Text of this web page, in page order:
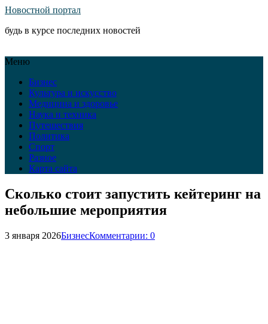
Новостной портал
будь в курсе последних новостей
Меню
Бизнес
Культура и искусство
Медицина и здоровье
Наука и техника
Путешествия
Политика
Спорт
Разное
Карта сайта
Сколько стоит запустить кейтеринг на
небольшие мероприятия
3 января 2026БизнесКомментарии: 0